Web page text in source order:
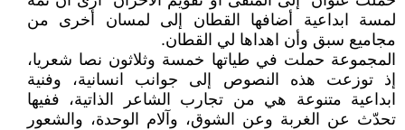
لمسة ابداعية أضافها القطان إلى لمسان أخرى من
مجاميع سبق وأن اهداها لي القطان.
المجموعة حملت في طياتها خمسة وثلاثون نصا شعريا،
إذ توزعت هذه النصوص إلى جوانب انسانية، وفنية
ابداعية متنوعة هي من تجارب الشاعر الذاتية، ففيها
تحدّث عن الغربة وعن الشوق، وآلام الوحدة، والشعور